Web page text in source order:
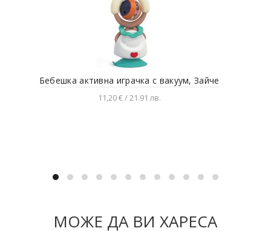
Бебешка активна играчка с вакуум, Зайче
11,20 € / 21.91 лв.
МОЖЕ ДА ВИ ХАРЕСА